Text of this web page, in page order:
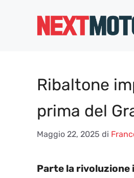
Ribaltone
prima del
Maggio 22, 2025 di
Parte la rivoluzione